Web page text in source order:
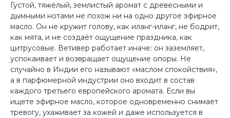
Густой, тяжёлый, землистый аромат с древесными и
дымными нотами не похож ни на одно другое эфирное
масло. Он не кружит голову, как иланг-иланг, не бодрит,
как мята, и не создаёт ощущение праздника, как
цитрусовые. Ветивер работает иначе: он заземляет,
успокаивает и возвращает ощущение опоры. Не
случайно в Индии его называют «маслом спокойствия»,
а в парфюмерной индустрии оно входит в состав
каждого третьего европейского аромата. Если вы
ищете эфирное масло, которое одновременно снимает
тревогу, ухаживает за кожей и даже используется в